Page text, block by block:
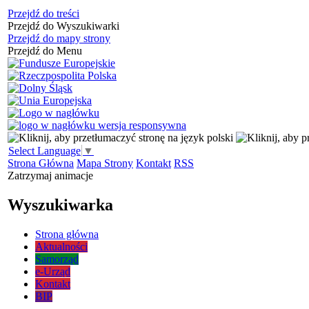
Przejdź do treści
Przejdź do Wyszukiwarki
Przejdź do mapy strony
Przejdź do Menu
Select Language ▼
Strona Główna Mapa Strony Kontakt RSS
Zatrzymaj animacje
Wyszukiwarka
Strona główna
Aktualności
Samorząd
e-Urząd
Kontakt
BIP